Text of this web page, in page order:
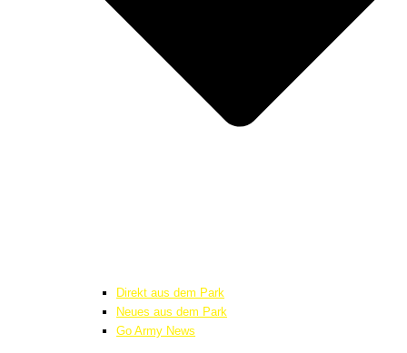
Direkt aus dem Park
Neues aus dem Park
Go Army News